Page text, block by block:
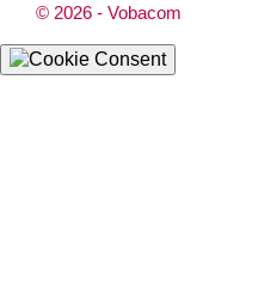
© 2026 - Vobacom